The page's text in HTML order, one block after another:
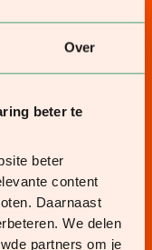
Over
beter te
beter
content
Daarnaast
We delen
partners om je